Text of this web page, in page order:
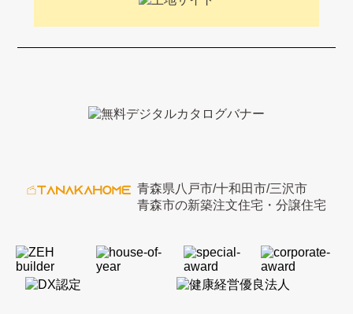
青森県八戸市/十和田市/三沢市
青森市の新築注文住宅・分譲住宅